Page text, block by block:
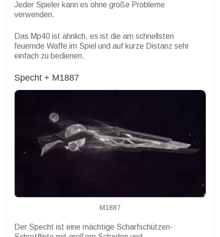
Jeder Spieler kann es ohne große Probleme
verwenden.
Das Mp40 ist ähnlich, es ist die am schnellsten
feuernde Waffe im Spiel und auf kurze Distanz sehr
einfach zu bedienen.
Specht + M1887
M1887
Der Specht ist eine mächtige Scharfschützen-